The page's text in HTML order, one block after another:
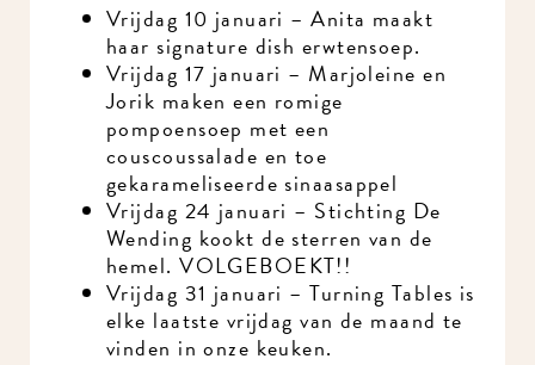
Vrijdag 10 januari – Anita maakt
haar signature dish erwtensoep.
Vrijdag 17 januari – Marjoleine en
Jorik maken een romige
pompoensoep met een
couscoussalade en toe
gekarameliseerde sinaasappel
Vrijdag 24 januari – Stichting De
Wending kookt de sterren van de
hemel. VOLGEBOEKT!!
Vrijdag 31 januari – Turning Tables is
elke laatste vrijdag van de maand te
vinden in onze keuken.